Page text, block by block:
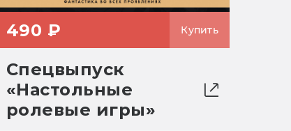
490 ₽ Купить
Спецвыпуск
«Настольные
ролевые игры»